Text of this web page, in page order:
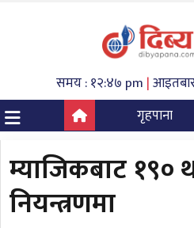
समय : १२:४७ pm |
गृहपाना
म्याजिकबाट १९०
नियन्त्रणमा